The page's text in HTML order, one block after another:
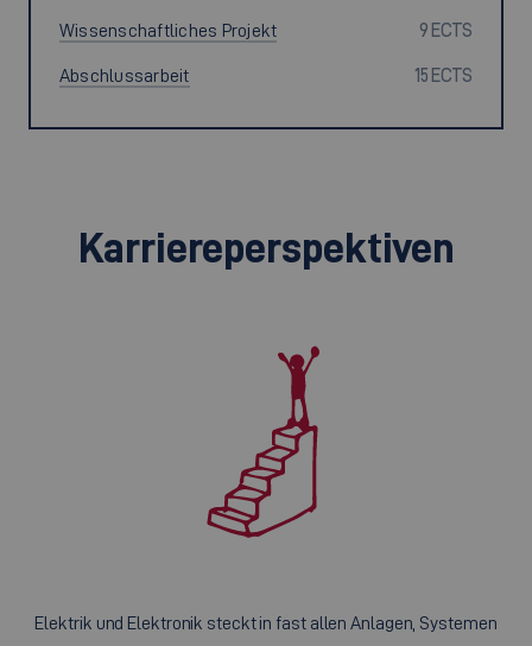
Wissenschaftliches Projekt 9 ECTS
Abschlussarbeit 15 ECTS
Karriereperspektiven
Elektrik und Elektronik steckt in fast allen Anlagen, Systemen